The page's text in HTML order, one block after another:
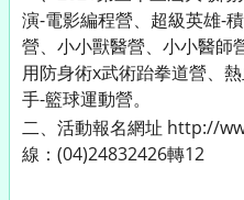
演-電影編程營、超級英雄-
營、小小獸醫營、小小醫師
用防身術x武術跆拳道營、
手-籃球運動營。
二、活動報名網址 http://
線：(04)24832426轉12